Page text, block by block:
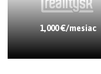
1,000 €/mesiac